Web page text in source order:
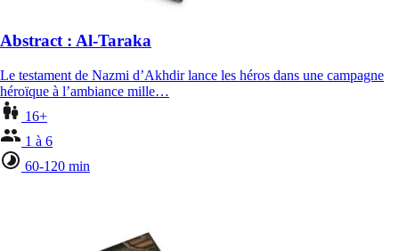
Abstract : Al-Taraka
Le testament de Nazmi d’Akhdir lance les héros dans une campagne
héroïque à l’ambiance mille…
16+
1 à 6
60-120 min